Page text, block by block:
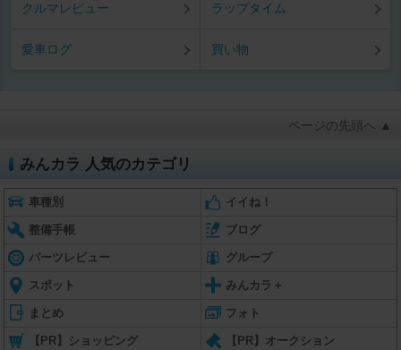
クルマレビュー ラップタイム
愛車ログ 買い物
ページの先頭へ ▲
みんカラ 人気のカテゴリ
車種別 イイね！
整備手帳 ブログ
パーツレビュー グループ
スポット みんカラ＋
まとめ フォト
【PR】ショッピング 【PR】オークション